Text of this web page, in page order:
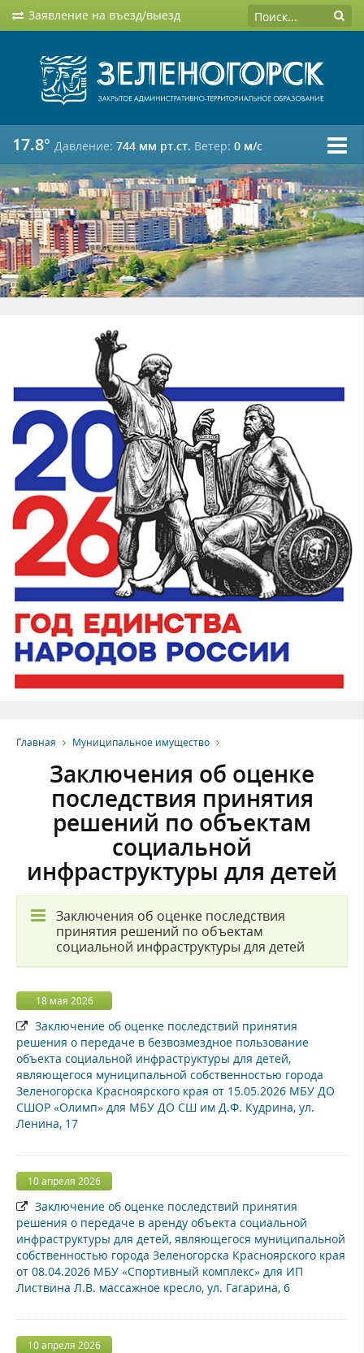
Заявление на въезд/выезд
17.8° Давление: 744 мм рт.ст. Ветер: 0 м/c
Главная Муниципальное имущество
Заключения об оценке
последствия принятия
решений по объектам
социальной
инфраструктуры для детей
Заключения об оценке последствия
принятия решений по объектам
социальной инфраструктуры для детей
18 мая 2026
Заключение об оценке последствий принятия
решения о передаче в безвозмездное пользование
объекта социальной инфраструктуры для детей,
являющегося муниципальной собственностью города
Зеленогорска Красноярского края от 15.05.2026 МБУ ДО
СШОР «Олимп» для МБУ ДО СШ им Д.Ф. Кудрина, ул.
Ленина, 17
10 апреля 2026
Заключение об оценке последствий принятия
решения о передаче в аренду объекта социальной
инфраструктуры для детей, являющегося муниципальной
собственностью города Зеленогорска Красноярского края
от 08.04.2026 МБУ «Спортивный комплекс» для ИП
Листвина Л.В. массажное кресло, ул. Гагарина, 6
10 апреля 2026